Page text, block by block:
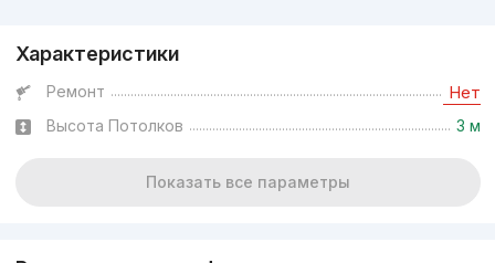
Характеристики
Ремонт Нет
Высота Потолков 3 м
Показать все параметры